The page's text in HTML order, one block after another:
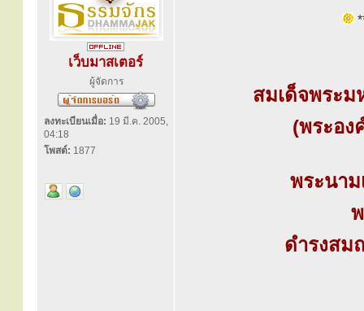
เว็บมาสเตอร์
ผู้จัดการ
ลงทะเบียนเมื่อ: 19 มี.ค. 2005,
04:18
โพสต์: 1877
สมเด็จพระ
(พระอ
พระนา
ดำรงส